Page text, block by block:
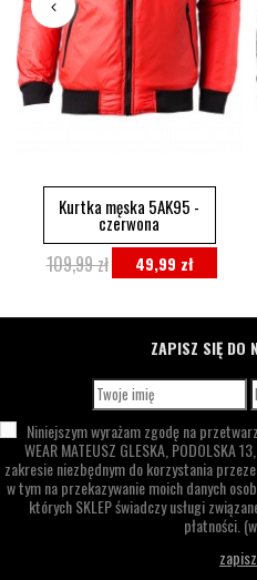
Kurtka męska 5AK95 -
czerwona
49,99 zł
109,99 zł
ZAPISZ SIĘ DO
Niniejszym wyrażam zgodę na
WEAR MATEUSZ GLESKA,PODOLSKA 13,
zakresie niezbędnym do korzystania
w tym na przekazywanie moich danych
których SKLEP świadczy usługi
płatności.